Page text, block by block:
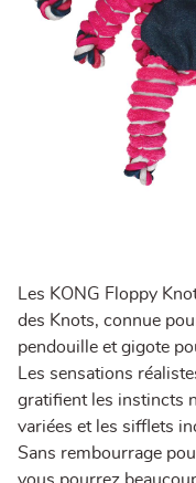
Les KONG Floppy
des Knots, connue
pendouille et gigote
Les sensations
gratifient les instincts
variées et les sifflets
Sans rembourrage